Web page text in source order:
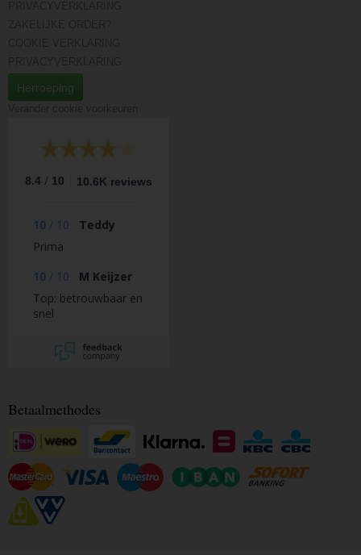
Herroeping
8.4 / 10 10.6K reviews
10 / 10
Teddy
Prima
10 / 10
M Keijzer
Top: betrouwbaar en
snel
Betaalmethodes